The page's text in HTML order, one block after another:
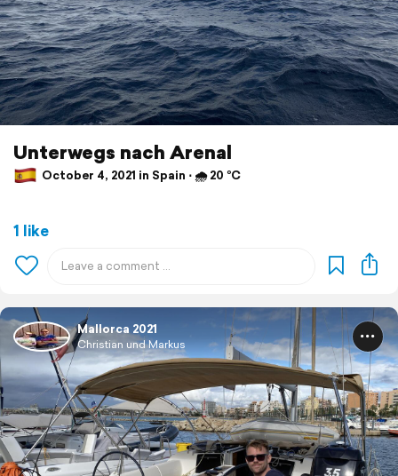
Unterwegs nach Arenal
October 4, 2021 in Spain ⋅ 🌧 20 °C
1 like
Mallorca 2021
Christian und Markus